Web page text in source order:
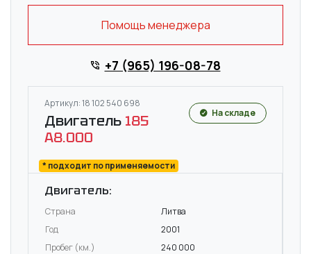
Помощь менеджера
+7 (965) 196-08-78
Артикул: 18 102 540 698
Двигатель 185
A8.000
* подходит по применяемости
На складе
Двигатель:
Страна
Литва
Год
2001
Пробег (км.)
240 000